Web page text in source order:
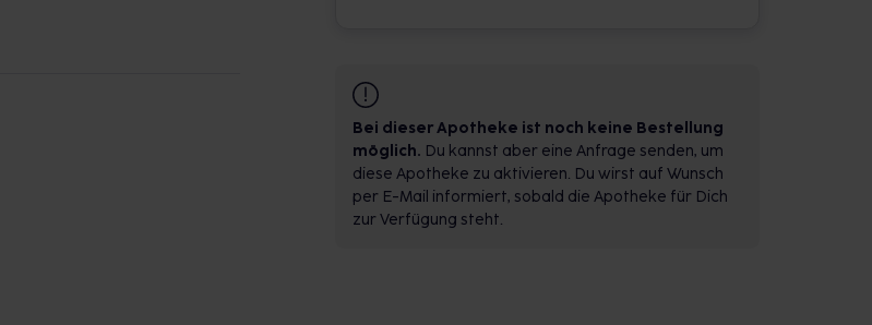
Bei dieser Apotheke ist noch keine Bestellung
möglich. Du kannst aber eine Anfrage senden, um
diese Apotheke zu aktivieren. Du wirst auf Wunsch
per E-Mail informiert, sobald die Apotheke für Dich
zur Verfügung steht.